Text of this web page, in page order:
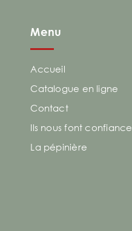
Menu
Accueil
Catalogue en ligne
Contact
Ils nous font confiance
La pépinière